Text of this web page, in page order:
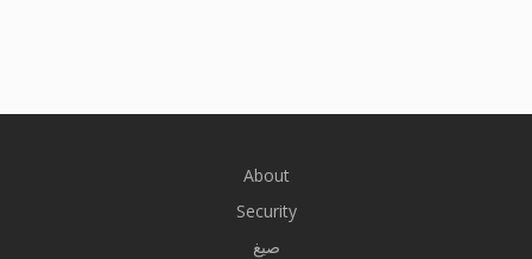
About
Security
صيغ